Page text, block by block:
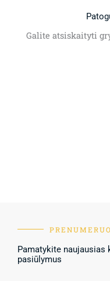
Galite atsiskaityti
Pamatykite
pasiūlymus